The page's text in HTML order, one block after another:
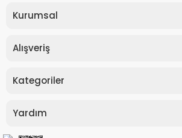
Kurumsal
Alışveriş
Kategoriler
Yardım